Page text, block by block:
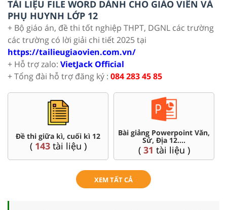
TÀI LIỆU FILE WORD DÀNH CHO GIÁO VIÊN VÀ
PHỤ HUYNH LỚP 12
+ Bộ giáo án, đề thi tốt nghiệp THPT, DGNL các trường
các trường có lời giải chi tiết 2025 tại
https://tailieugiaovien.com.vn/
+ Hỗ trợ zalo: VietJack Official
+ Tổng đài hỗ trợ đăng ký : 084 283 45 85
Chuyên đề dạy thêm Toán,
Lí, Hóa ...12
( 104tài liệu )
Đề thi HSG 12
(4tài liệu )
XEM TẤT CẢ